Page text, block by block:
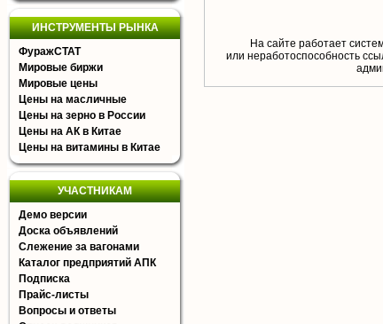
ИНСТРУМЕНТЫ РЫНКА
ФуражСТАТ
Мировые биржи
Мировые цены
Цены на масличные
Цены на зерно в России
Цены на АК в Китае
Цены на витамины в Китае
УЧАСТНИКАМ
Демо версии
Доска объявлений
Слежение за вагонами
Каталог предприятий АПК
Подписка
Прайс-листы
Вопросы и ответы
На сайте работает
или неработоспособность